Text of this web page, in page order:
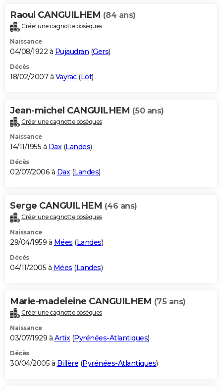
Raoul CANGUILHEM (84 ans)
Créer une cagnotte obsèques
Naissance
04/08/1922 à Pujaudran (Gers)
Décès
18/02/2007 à Vayrac(Lot)
Jean-michel CANGUILHEM (50 ans)
Créer une cagnotte obsèques
Naissance
14/11/1955 à Dax(Landes)
Décès
02/07/2006 à Dax(Landes)
Serge CANGUILHEM (46 ans)
Créer une cagnotte obsèques
Naissance
29/04/1959 à Mées (Landes)
Décès
04/11/2005 à Mées (Landes)
Marie-madeleine CANGUILHEM (75 ans)
Créer une cagnotte obsèques
Naissance
03/07/1929 à Artix(Pyrénées-Atlantiques)
Décès
30/04/2005 à Billère (Pyrénées-Atlantiques)